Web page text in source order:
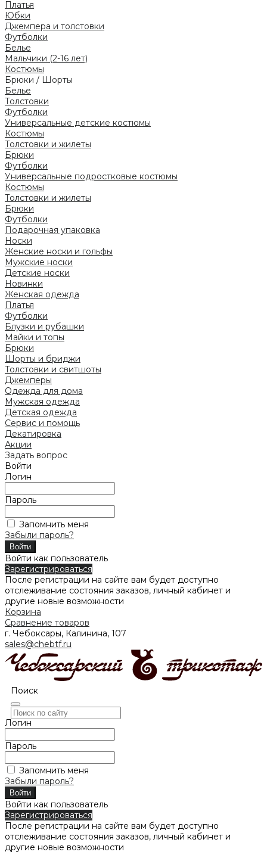
Платья
Юбки
Джемпера и толстовки
Футболки
Белье
Мальчики (2-16 лет)
Костюмы
Брюки / Шорты
Белье
Толстовки
Футболки
Универсальные детские костюмы
Костюмы
Толстовки и жилеты
Брюки
Футболки
Универсальные подростковые костюмы
Костюмы
Толстовки и жилеты
Брюки
Футболки
Подарочная упаковка
Носки
Женские носки и гольфы
Мужские носки
Детские носки
Новинки
Женская одежда
Платья
Футболки
Блузки и рубашки
Майки и топы
Брюки
Шорты и бриджи
Толстовки и свитшоты
Джемперы
Одежда для дома
Мужская одежда
Детская одежда
Сервис и помощь
Декатировка
Акции
Задать вопрос
Войти
Логин
Пароль
Запомнить меня
Забыли пароль?
Войти как пользователь
Зарегистрироваться
После регистрации на сайте вам будет доступно
отслеживание состояния заказов, личный кабинет и
другие новые возможности
Корзина
Сравнение товаров
г. Чебоксары, Калинина, 107
sales@chebtf.ru
Поиск
Логин
Пароль
Запомнить меня
Забыли пароль?
Войти как пользователь
Зарегистрироваться
После регистрации на сайте вам будет доступно
отслеживание состояния заказов, личный кабинет и
другие новые возможности